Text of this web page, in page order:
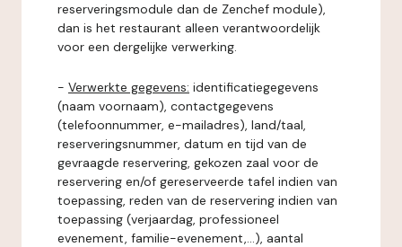
reserveringsmodule dan de Zenchef module),
dan is het restaurant alleen verantwoordelijk
voor een dergelijke verwerking.
- Verwerkte gegevens: identificatiegegevens
(naam voornaam), contactgegevens
(telefoonnummer, e-mailadres), land/taal,
reserveringsnummer, datum en tijd van de
gevraagde reservering, gekozen zaal voor de
reservering en/of gereserveerde tafel indien van
toepassing, reden van de reservering indien van
toepassing (verjaardag, professioneel
evenement, familie-evenement,...), aantal